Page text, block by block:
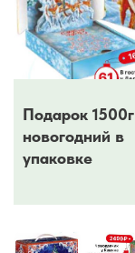
Подарок 1500г
новогодний в
упаковке